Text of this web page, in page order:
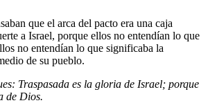
que el arca del pacto era una caja
a Israel, porque ellos no entendían lo que
no entendían lo que significaba la
de su pueblo.
Traspasada es la gloria de Israel; porque
de Dios.